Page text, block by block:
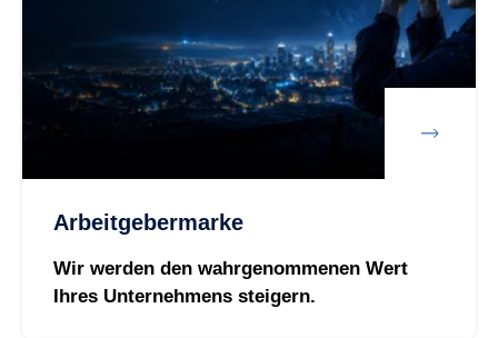
Arbeitgebermarke
Wir werden den wahrgenommenen Wert
Ihres Unternehmens steigern.